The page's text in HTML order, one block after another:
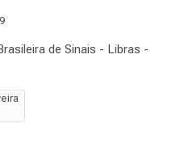
de Sinais - Libras -